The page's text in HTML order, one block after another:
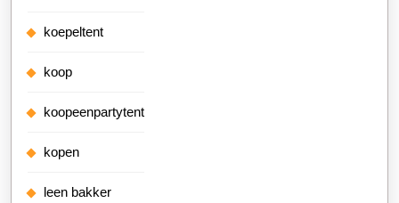
koepeltent
koop
koopeenpartytent
kopen
leen bakker